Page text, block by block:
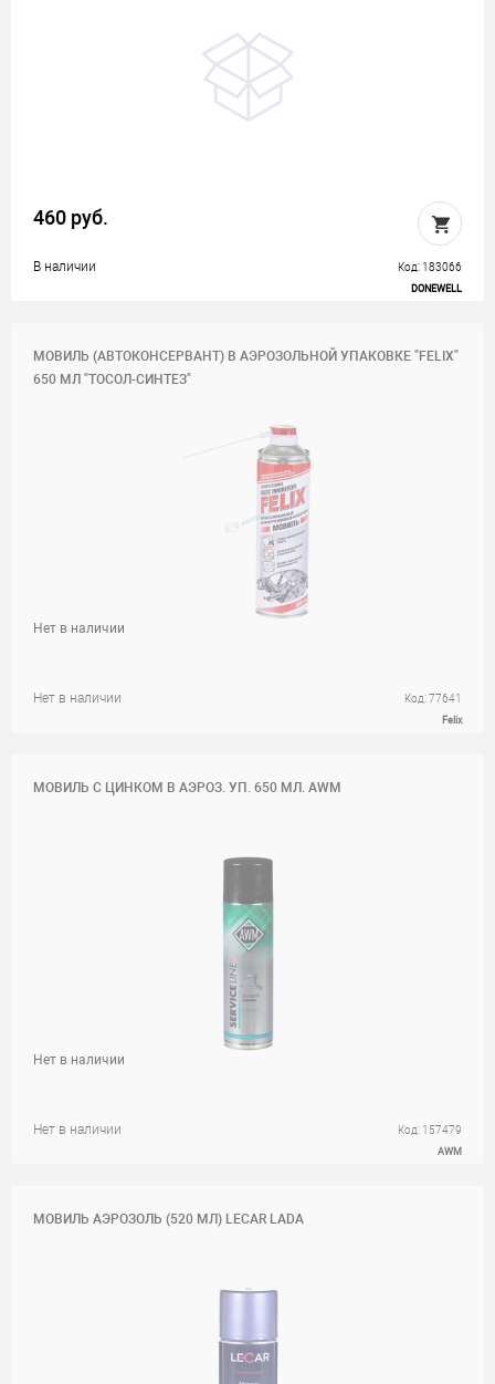
460 руб.
В наличии Код: 183066
DONEWELL
МОВИЛЬ (АВТОКОНСЕРВАНТ) В АЭРОЗОЛЬНОЙ УПАКОВКЕ "FELIX"
650 МЛ "ТОСОЛ-СИНТЕЗ"
Нет в наличии Код: 77641
Felix
Нет в наличии
МОВИЛЬ С ЦИНКОМ В АЭРОЗ. УП. 650 МЛ. AWM
Нет в наличии Код: 157479
AWM
Нет в наличии
МОВИЛЬ АЭРОЗОЛЬ (520 МЛ) LECAR LADA